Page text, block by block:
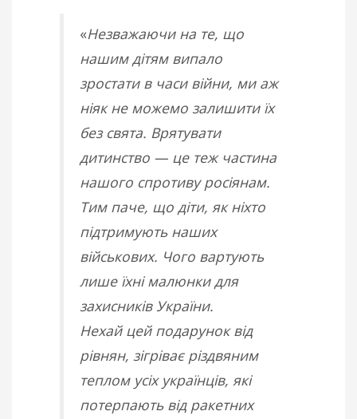
«Незважаючи на те, що
нашим дітям випало
зростати в часи війни, ми аж
ніяк не можемо залишити їх
без свята. Врятувати
дитинство — це теж частина
нашого спротиву росіянам.
Тим паче, що діти, як ніхто
підтримують наших
військових. Чого вартують
лише їхні малюнки для
захисників України.
Нехай цей подарунок від
рівнян, зігріває різдвяним
теплом усіх українців, які
потерпають від ракетних